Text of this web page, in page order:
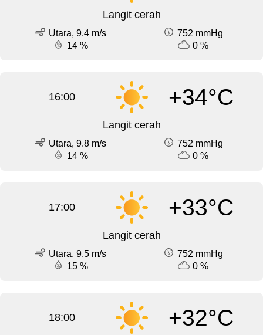
Langit cerah
Utara, 9.4 m/s
752 mmHg
14 %
0 %
16:00 +34°C
Langit cerah
Utara, 9.8 m/s
752 mmHg
14 %
0 %
17:00 +33°C
Langit cerah
Utara, 9.5 m/s
752 mmHg
15 %
0 %
18:00 +32°C